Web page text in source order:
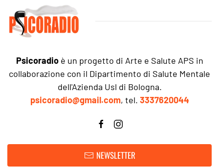
Psicoradioè un progetto di Arte e Salute APS in
collaborazione con il Dipartimento di Salute Mentale
dell'Azienda Usl di Bologna.
psicoradio@gmail.com, tel. 3337620044
NEWSLETTER